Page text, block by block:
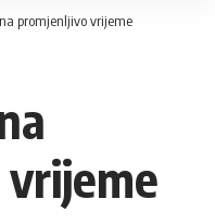
promjenljivo vrijeme